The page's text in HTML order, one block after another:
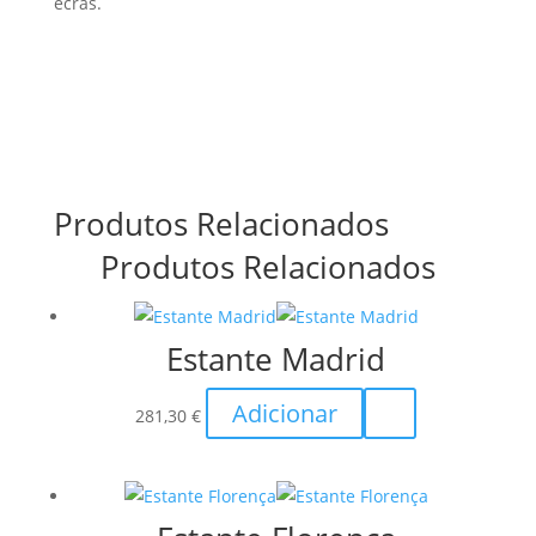
Produtos Relacionados
Produtos Relacionados
Estante Madrid
281,30€ Adicionar